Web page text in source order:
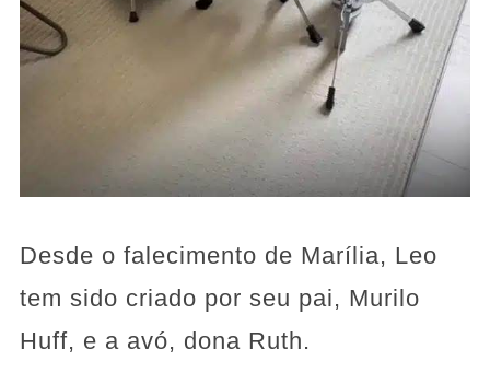
Desde o falecimento de Marília, Leo
tem sido criado por seu pai, Murilo
Huff, e a avó, dona Ruth.